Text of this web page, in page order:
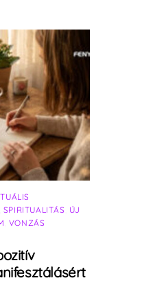
SPIRITUALITÁS ÚJ
VONZÁS